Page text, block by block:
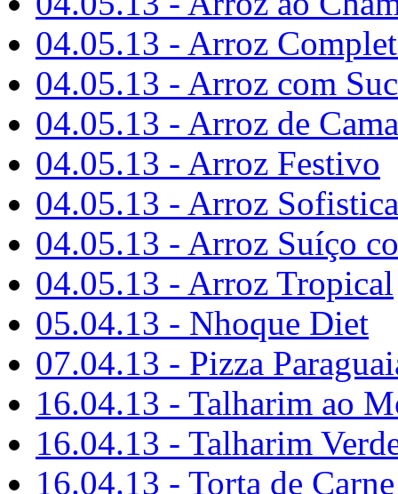
04.05.13 - Arroz
04.05.13 - Arroz com
04.05.13 - Arroz de
04.05.13 - Arroz Festivo
04.05.13 - Arroz
04.05.13 - Arroz Suíço
04.05.13 - Arroz Tropical
05.04.13 - Nhoque Diet
07.04.13 - Pizza
16.04.13 - Talharim ao
16.04.13 - Talharim
16.04.13 - Torta de